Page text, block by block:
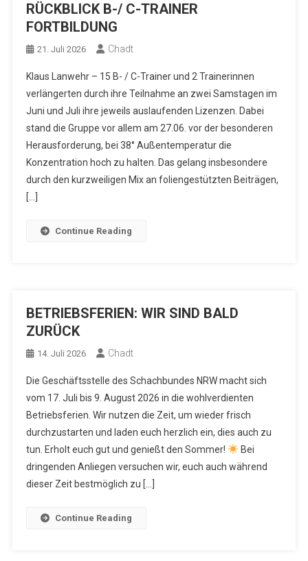
RÜCKBLICK B-/ C-TRAINER
FORTBILDUNG
21. Juli 2026 Chadt
Klaus Lanwehr – 15 B- / C-Trainer und 2 Trainerinnen
verlängerten durch ihre Teilnahme an zwei Samstagen im
Juni und Juli ihre jeweils auslaufenden Lizenzen. Dabei
stand die Gruppe vor allem am 27.06. vor der besonderen
Herausforderung, bei 38° Außentemperatur die
Konzentration hoch zu halten. Das gelang insbesondere
durch den kurzweiligen Mix an foliengestützten Beiträgen,
[…]
Continue Reading
BETRIEBSFERIEN: WIR SIND BALD
ZURÜCK
14. Juli 2026 Chadt
Die Geschäftsstelle des Schachbundes NRW macht sich
vom 17. Juli bis 9. August 2026 in die wohlverdienten
Betriebsferien. Wir nutzen die Zeit, um wieder frisch
durchzustarten und laden euch herzlich ein, dies auch zu
tun. Erholt euch gut und genießt den Sommer!
Bei
dringenden Anliegen versuchen wir, euch auch während
dieser Zeit bestmöglich zu […]
Continue Reading